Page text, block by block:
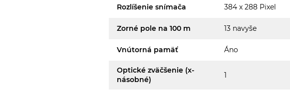
Rozlíšenie snímača 384 x 288 Pixel
Zorné pole na 100 m 13 navyše
Vnútorná pamäť Áno
Optické zväčšenie (x-
násobné)
1